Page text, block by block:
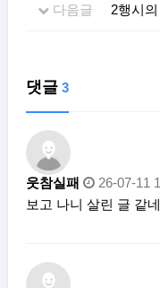
다음글 2행시
댓글 3
웃참실패
26-07-11
보고 나니 살린 글 같